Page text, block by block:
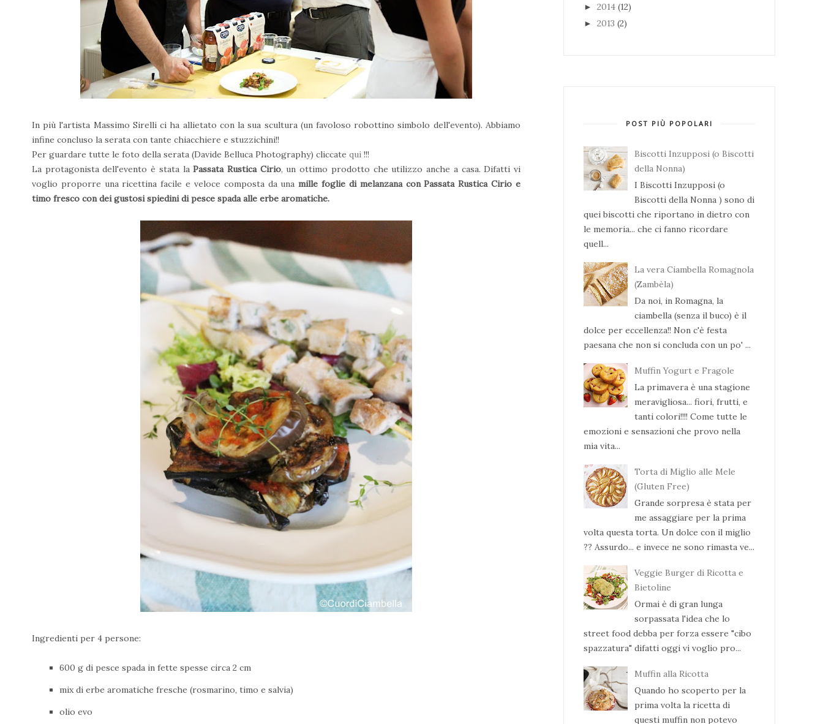
In più l'artista Massimo Sirelli ci ha allietato con la sua scultura (un favoloso robottino simbolo dell'evento). Abbiamo
infine concluso la serata con tante chiacchiere e stuzzichini!!
Per guardare tutte le foto della serata (Davide Belluca Photography) cliccate qui !!!
La protagonista dell'evento è stata laPassata Rustica Cirio, un ottimo prodotto che utilizzo anche a casa. Difatti vi
voglio proporre una ricettina facile e veloce composta da una mille foglie di melanzana con Passata Rustica Cirio e
timo fresco con dei gustosi spiedini di pesce spada alle erbe aromatiche.
Ingredienti per 4 persone:
600 g di pesce spada in fette spesse circa 2 cm
mix di erbe aromatiche fresche (rosmarino, timo e salvia)
olio evo
► 2014 (12)
► 2013 (2)
POST PIÙ POPOLARI
Biscotti Inzupposi (o Biscotti
della Nonna)
I Biscotti Inzupposi (o
Biscotti della Nonna ) sono di
quei biscotti che riportano in dietro con
le memoria... che ci fanno ricordare
quell...
La vera Ciambella Romagnola
(Zambèla)
Da noi, in Romagna, la
ciambella (senza il buco) è il
dolce per eccellenza!! Non c'è festa
paesana che non si concluda con un po' ...
Muffin Yogurt e Fragole
La primavera è una stagione
meravigliosa... fiori, frutti, e
tanti colori!!!! Come tutte le
emozioni e sensazioni che provo nella
mia vita...
Torta di Miglio alle Mele
(Gluten Free)
Grande sorpresa è stata per
me assaggiare per la prima
volta questa torta. Un dolce con il miglio
?? Assurdo... e invece ne sono rimasta ve...
Veggie Burger di Ricotta e
Bietoline
Ormai è di gran lunga
sorpassata l'idea che lo
street food debba per forza essere "cibo
spazzatura" difatti oggi vi voglio pro...
Muffin alla Ricotta
Quando ho scoperto per la
prima volta la ricetta di
questi muffin non potevo